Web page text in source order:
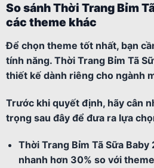
So sánh Thời Trang Bỉm
các theme khác
Để chọn theme tốt nhất, bạn
tính năng. Thời Trang Bỉm Tã
thiết kế dành riêng cho ngành
Trước khi quyết định, hãy cân
trọng sau đây để đưa ra lựa
Thời Trang Bỉm Tã Sữa
nhanh hơn 30% so với